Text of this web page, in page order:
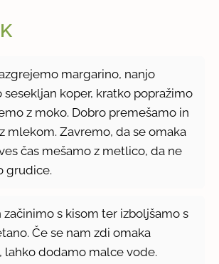
margarino, nanjo
sesekljan koper, kratko popražimo
z moko. Dobro premešamo in
mlekom. Zavremo, da se omaka
čas mešamo z metlico, da ne
grudice.
začinimo s kisom ter izboljšamo s
Če se nam zdi omaka
lahko dodamo malce vode.